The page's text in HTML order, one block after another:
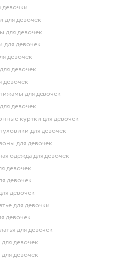
девочки
для девочек
для девочек
для девочек
девочек
девочек
девочек
пижамы для девочек
девочек
куртки для девочек
пуховики для девочек
для девочек
одежда для девочек
девочек
девочек
девочек
для девочки
девочек
для девочек
девочек
девочек